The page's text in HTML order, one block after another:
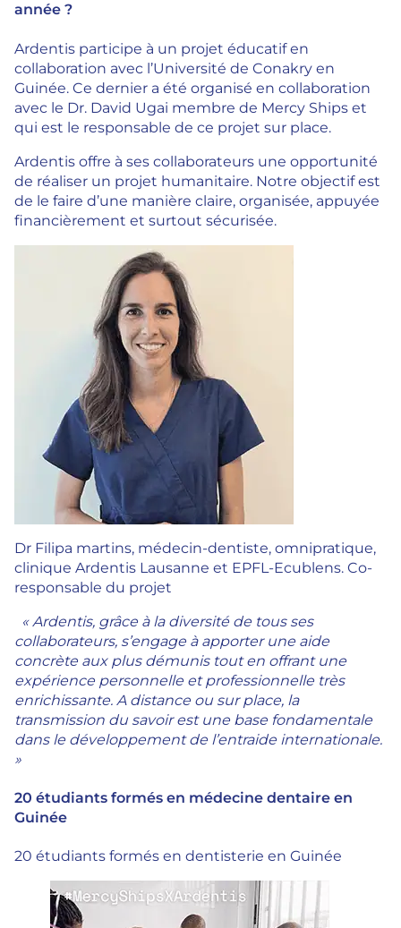
année ?
Ardentis participe à un projet éducatif en
collaboration avec l’Université de Conakry en
Guinée. Ce dernier a été organisé en collaboration
avec le Dr. David Ugai membre de Mercy Ships et
qui est le responsable de ce projet sur place.
Ardentis offre à ses collaborateurs une opportunité
de réaliser un projet humanitaire. Notre objectif est
de le faire d’une manière claire, organisée, appuyée
financièrement et surtout sécurisée.
Dr Filipa martins, médecin-dentiste, omnipratique,
clinique Ardentis Lausanne et EPFL-Ecublens. Co-
responsable du projet
« Ardentis, grâce à la diversité de tous ses
collaborateurs, s’engage à apporter une aide
concrète aux plus démunis tout en offrant une
expérience personnelle et professionnelle très
enrichissante. A distance ou sur place, la
transmission du savoir est une base fondamentale
dans le développement de l’entraide internationale.
»
20 étudiants formés en médecine dentaire en
Guinée
20 étudiants formés en dentisterie en Guinée